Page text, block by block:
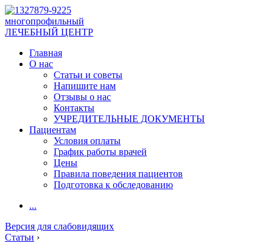
многопрофильный
ЛЕЧЕБНЫЙ ЦЕНТР
Главная
О нас
Статьи и советы
Напишите нам
Отзывы о нас
Контакты
УЧРЕДИТЕЛЬНЫЕ ДОКУМЕНТЫ
Пациентам
Условия оплаты
График работы врачей
Цены
Правила поведения пациентов
Подготовка к обследованию
...
Версия для слабовидящих
Статьи ›